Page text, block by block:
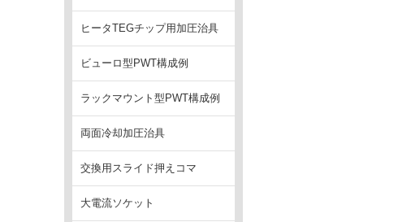
ヒータTEGチップ用加圧治具
ビューロ型PWT構成例
ラックマウント型PWT構成例
両面冷却加圧治具
交換用スライド押えコマ
大電流ソケット